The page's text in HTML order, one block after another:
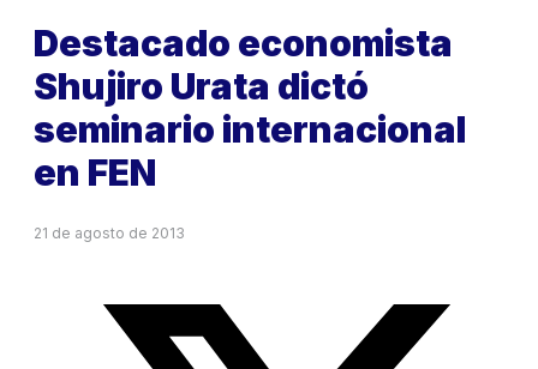
Destacado economista
Shujiro Urata dictó
seminario internacional
en FEN
21 de agosto de 2013